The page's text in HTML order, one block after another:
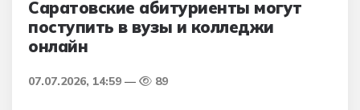
Саратовские абитуриенты могут
поступить в вузы и колледжи
онлайн
07.07.2026, 14:59 89